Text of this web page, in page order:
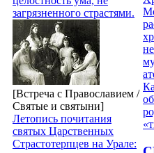
загрязненного страстями.
[Встреча с Православием /
Святые и святыни]
Летопись почитания
святых Царственных
Страстотерпцев на Урале: